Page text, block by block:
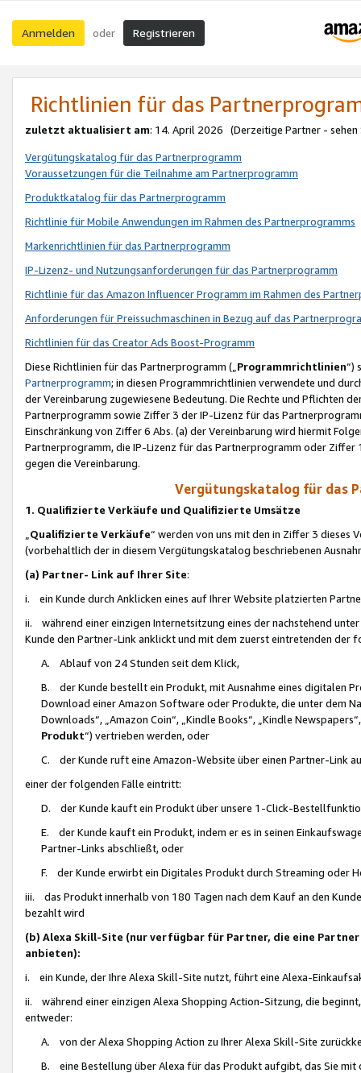
Anmelden oder Registrieren
Richtlinien für das
zuletzt aktualisiert am: 14. April 2026 (Derzeitige Partner - sehen
Vergütungskatalog für das Partnerprogramm
Voraussetzungen für die Teilnahme am Partnerprogramm
Produktkatalog für das Partnerprogramm
Richtlinie für Mobile Anwendungen im Rahmen des Partnerprogramms
Markenrichtlinien für das Partnerprogramm
IP-Lizenz- und Nutzungsanforderungen für das Partnerprogramm
Richtlinie für das Amazon Influencer Programm im Rahmen des
Anforderungen für Preissuchmaschinen in Bezug auf das
Richtlinien für das Creator Ads Boost-Programm
Diese Richtlinien für das Partnerprogramm („Programmrichtlinien“)
Partnerprogramm; in diesen Programmrichtlinien verwendete und
der Vereinbarung zugewiesene Bedeutung. Die Rechte und Pflichten
Partnerprogramm sowie Ziffer 3 der IP-Lizenz für das
Einschränkung von Ziffer 6 Abs. (a) der Vereinbarung wird hiermit
Partnerprogramm, die IP-Lizenz für das Partnerprogramm oder
gegen die Vereinbarung.
Vergütungskatalog für das
1. Qualifizierte Verkäufe und Qualifizierte Umsätze
Qualifizierte Verkäufe“ werden von uns mit den in Ziffer 3
(vorbehaltlich der in diesem Vergütungskatalog beschriebenen
(a) Partner- Link auf Ihrer Site:
i. ein Kunde durch Anklicken eines auf Ihrer Website platzierten
ii. während einer einzigen Internetsitzung eines der nachstehend
Kunde den Partner-Link anklickt und mit dem zuerst eintretenden der
A. Ablauf von 24 Stunden seit dem Klick,
B. der Kunde bestellt ein Produkt, mit Ausnahme eines digitalen
Download einer Amazon Software oder Produkte, die unter dem
Downloads“, „Amazon Coin“, „Kindle Books“, „Kindle
Produkt“) vertrieben werden, oder
C. der Kunde ruft eine Amazon-Website über einen Partner-Link
einer der folgenden Fälle eintritt:
D. der Kunde kauft ein Produkt über unsere 1-Click-
E. der Kunde kauft ein Produkt, indem er es in seinen
Partner-Links abschließt, oder
F. der Kunde erwirbt ein Digitales Produkt durch Streaming oder
iii. das Produkt innerhalb von 180 Tagen nach dem Kauf an den
bezahlt wird
(b) Alexa Skill-Site (nur verfügbar für Partner, die eine
anbieten):
i. ein Kunde, der Ihre Alexa Skill-Site nutzt, führt eine Alexa-
ii. während einer einzigen Alexa Shopping Action-Sitzung, die
entweder:
A. von der Alexa Shopping Action zu Ihrer Alexa Skill-Site
B. eine Bestellung über Alexa für das Produkt aufgibt, das Sie mit